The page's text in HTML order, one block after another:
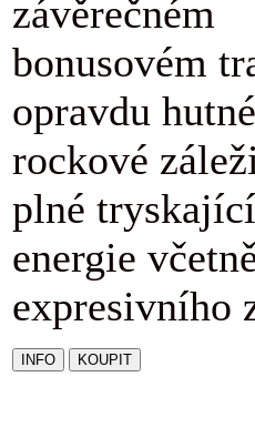
závěrečném
bonusovém
opravdu hutné
rockové
plné tryskající
energie
expresivního